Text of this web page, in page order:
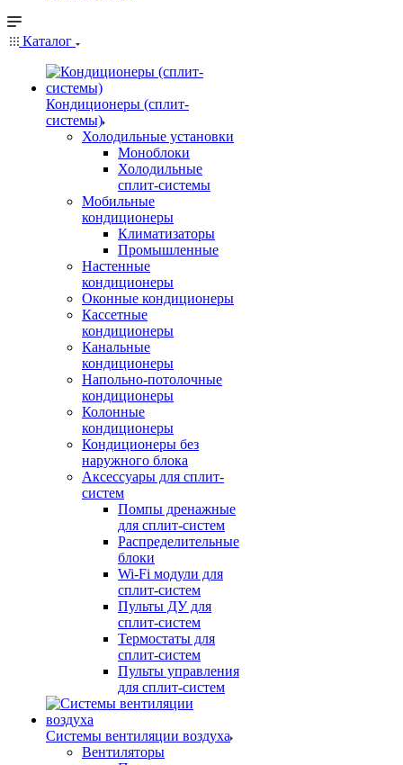
Каталог
Кондиционеры (сплит-
системы)
Холодильные установки
Моноблоки
Холодильные
сплит-системы
Мобильные
кондиционеры
Климатизаторы
Промышленные
Настенные
кондиционеры
Оконные кондиционеры
Кассетные
кондиционеры
Канальные
кондиционеры
Напольно-потолочные
кондиционеры
Колонные
кондиционеры
Кондиционеры без
наружного блока
Аксессуары для сплит-
систем
Помпы дренажные
для сплит-систем
Распределительные
блоки
Wi-Fi модули для
сплит-систем
Пульты ДУ для
сплит-систем
Термостаты для
сплит-систем
Пульты управления
для сплит-систем
Системы вентиляции воздуха
Вентиляторы